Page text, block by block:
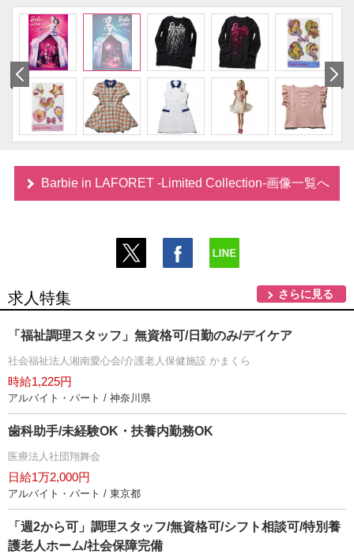
Barbie in LAFORET -Limited Collection-画像一覧へ
求人特集 さらに見る
「福祉調理スタッフ」無資格可/日勤のみ/デイケア
社会福祉法人湘南愛心会/介護老人保健施設 かまくら
時給1,225円
アルバイト・パート / 神奈川県
歯科助手/未経験OK・扶養内勤務OK
医療法人社団翔舞会
日給1万2,000円
アルバイト・パート / 東京都
「週2から可」調理スタッフ/無資格可/シフト相談可/特別養
護老人ホーム/社会保障完備